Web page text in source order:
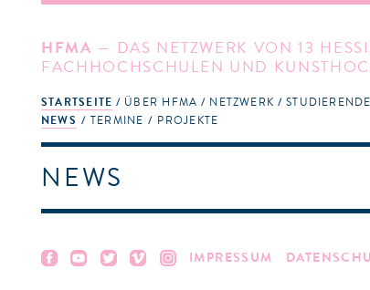
HFMA — DAS NETZWERK VON 13
FACHHOCHSCHULEN UND
STARTSEITE
NEWS
TERMINE PROJEKTE
ÜBER HFMA NETZWERK STUDIERENDE
NEWS
IMPRESSUM